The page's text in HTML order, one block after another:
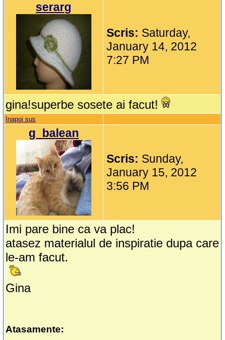
serarg
Scris: Saturday,
January 14, 2012
7:27 PM
gina!superbe sosete ai facut!
Inapoi sus
g_balean
Scris: Sunday,
January 15, 2012
3:56 PM
Imi pare bine ca va plac!
atasez materialul de inspiratie dupa care
le-am facut.
Gina
Atasamente: